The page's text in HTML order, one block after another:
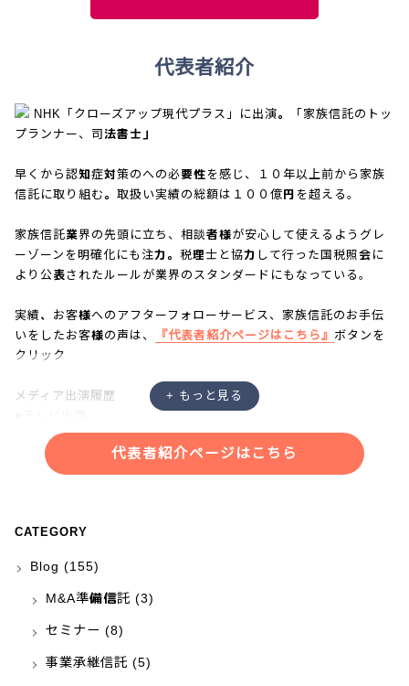
代表者紹介
NHK「クローズアップ現代プラス」に出演。「家族信託のトッ
プランナー、司法書士」
早くから認知症対策のへの必要性を感じ、１０年以上前から家族
信託に取り組む。取扱い実績の総額は１００億円を超える。
家族信託業界の先頭に立ち、相談者様が安心して使えるようグレ
ーゾーンを明確化にも注力。税理士と協力して行った国税照会に
より公表されたルールが業界のスタンダードにもなっている。
実績、お客様へのアフターフォローサービス、家族信託のお手伝
いをしたお客様の声は、
『代表者紹介ページはこちら』 ボタンを
クリック
メディア出演履歴
・NHK「あさイチ」
・NHK「クローズアップ現代プラス」
・NHK「ニュースウォッチ９」
代表者紹介ページはこちら
CATEGORY
Blog (155)
M&A準備信託 (3)
セミナー (8)
事業承継信託 (5)